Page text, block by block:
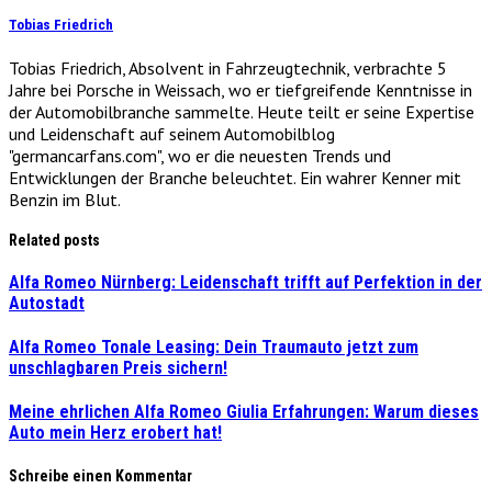
Tobias Friedrich
Tobias Friedrich, Absolvent in Fahrzeugtechnik, verbrachte 5
Jahre bei Porsche in Weissach, wo er tiefgreifende Kenntnisse in
der Automobilbranche sammelte. Heute teilt er seine Expertise
und Leidenschaft auf seinem Automobilblog
"germancarfans.com", wo er die neuesten Trends und
Entwicklungen der Branche beleuchtet. Ein wahrer Kenner mit
Benzin im Blut.
Related posts
Alfa Romeo Nürnberg: Leidenschaft trifft auf Perfektion in der
Autostadt
Alfa Romeo Tonale Leasing: Dein Traumauto jetzt zum
unschlagbaren Preis sichern!
Meine ehrlichen Alfa Romeo Giulia Erfahrungen: Warum dieses
Auto mein Herz erobert hat!
Schreibe einen Kommentar